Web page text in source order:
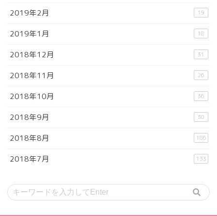
2019年2月 19
2019年1月 18
2018年12月 31
2018年11月 26
2018年10月 36
2018年9月 30
2018年8月 186
2018年7月 133